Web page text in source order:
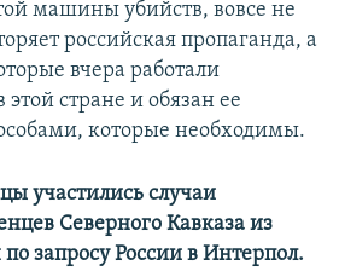
машины убийств, вовсе не
российская пропаганда, а
вчера работали
стране и обязан ее
которые необходимы.
участились случаи
Северного Кавказа из
запросу России в Интерпол.